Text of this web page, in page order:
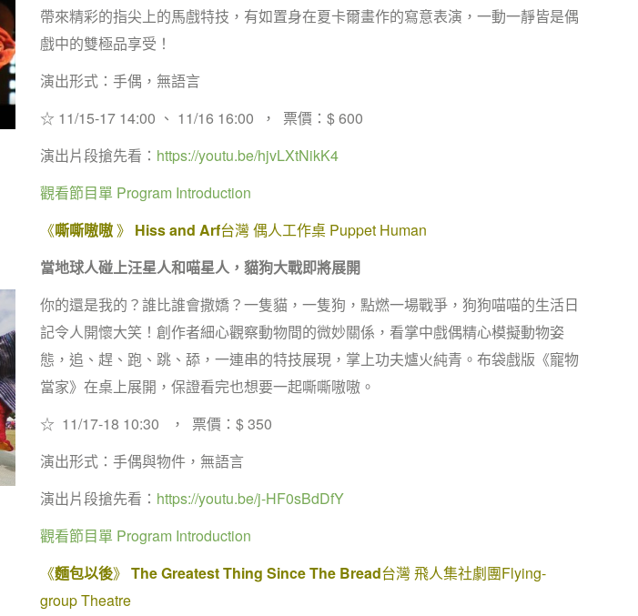
帶來精彩的指尖上的馬戲特技，有如置身在夏卡爾畫作的寫意表演，一動一靜皆是偶
戲中的雙極品享受！
演出形式：手偶，無語言
☆ 11/15-17 14:00 、 11/16 16:00 ， 票價：$ 600
演出片段搶先看： https://youtu.be/hjvLXtNikK4
觀看節目單 Program Introduction
《嘶嘶嗷嗷》 Hiss and Arf台灣 偶人工作桌 Puppet Human
當地球人碰上汪星人和喵星人，貓狗大戰即將展開
你的還是我的？誰比誰會撒嬌？一隻貓，一隻狗，點燃一場戰爭，狗狗喵喵的生活日
記令人開懷大笑！創作者細心觀察動物間的微妙關係，看掌中戲偶精心模擬動物姿
態，追、趕、跑、跳、舔，一連串的特技展現，掌上功夫爐火純青。布袋戲版《寵物
當家》在桌上展開，保證看完也想要一起嘶嘶嗷嗷。
☆ 11/17-18 10:30 ， 票價：$ 350
演出形式：手偶與物件，無語言
演出片段搶先看： https://youtu.be/j-HF0sBdDfY
觀看節目單 Program Introduction
《麵包以後》The Greatest Thing Since The Bread台灣 飛人集社劇團Flying-
group Theatre